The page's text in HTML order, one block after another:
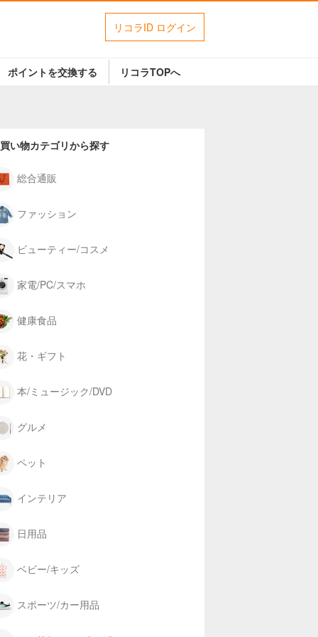
リコラID ログイン
ポイントを交換する リコラTOPへ
い物カテゴリから探す
総合通販
ファッション
ビューティー/コスメ
家電/PC/スマホ
健康食品
花・ギフト
本/ミュージック/DVD
グルメ
ペット
インテリア
日用品
ベビー/キッズ
スポーツ/カー用品